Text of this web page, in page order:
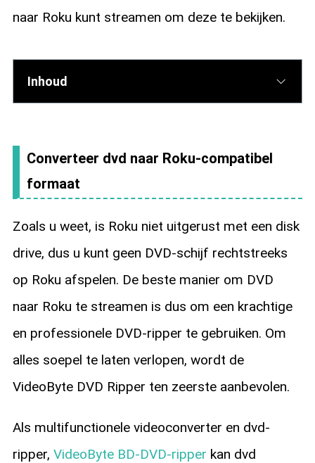
naar Roku kunt streamen om deze te bekijken.
Inhoud
Converteer dvd naar Roku-compatibel
formaat
Zoals u weet, is Roku niet uitgerust met een disk
drive, dus u kunt geen DVD-schijf rechtstreeks
op Roku afspelen. De beste manier om DVD
naar Roku te streamen is dus om een krachtige
en professionele DVD-ripper te gebruiken. Om
alles soepel te laten verlopen, wordt de
VideoByte DVD Ripper ten zeerste aanbevolen.
Als multifunctionele videoconverter en dvd-
ripper, VideoByte BD-DVD-ripper kan dvd